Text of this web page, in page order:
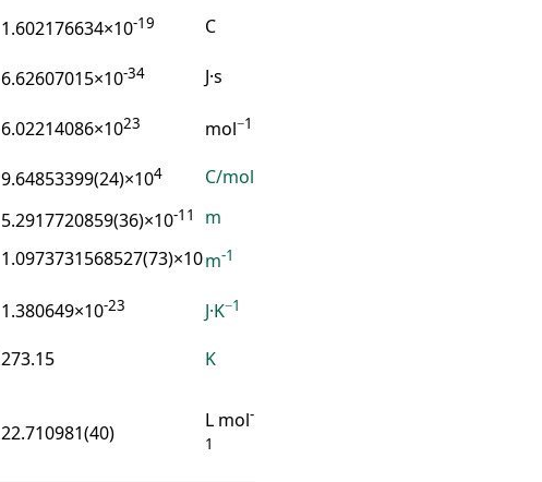
1.602176634×10-19 C
6.62607015×10-34 J·s
6.02214086×1023 mol−1
9.64853399(24)×104
C/mol
5.2917720859(36)×10-11
m
1.0973731568527(73)×10m-1
1.380649×10-23 J·K−1
273.15 K
22.710981(40)
L mol-
1